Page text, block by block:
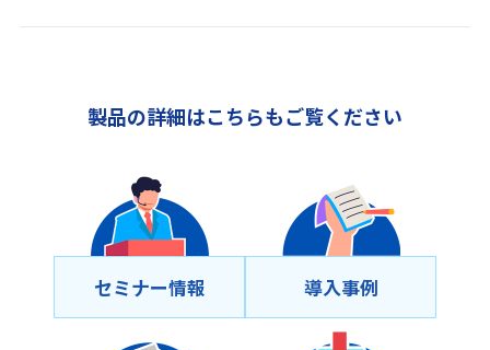
製品の詳細はこちらもご覧ください
セミナー情報 導⼊事例